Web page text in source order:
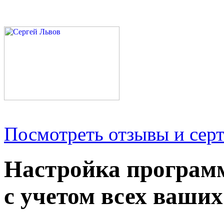
Посмотреть отзывы и
Настройка
с учетом всех